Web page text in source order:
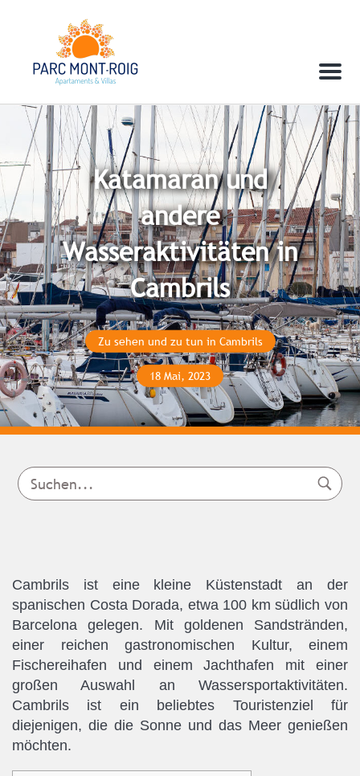
Menu
Katamaran und
andere
Wasseraktivitäten in
Cambrils
Zu sehen und zu tun in Cambrils
18 Mai, 2023
Cambrils ist eine kleine Küstenstadt an der
spanischen Costa Dorada, etwa 100 km südlich von
Barcelona gelegen. Mit goldenen Sandstränden,
einer reichen gastronomischen Kultur, einem
Fischereihafen und einem Jachthafen mit einer
großen Auswahl an Wassersportaktivitäten.
Cambrils ist ein beliebtes Touristenziel für
diejenigen, die die Sonne und das Meer genießen
möchten.